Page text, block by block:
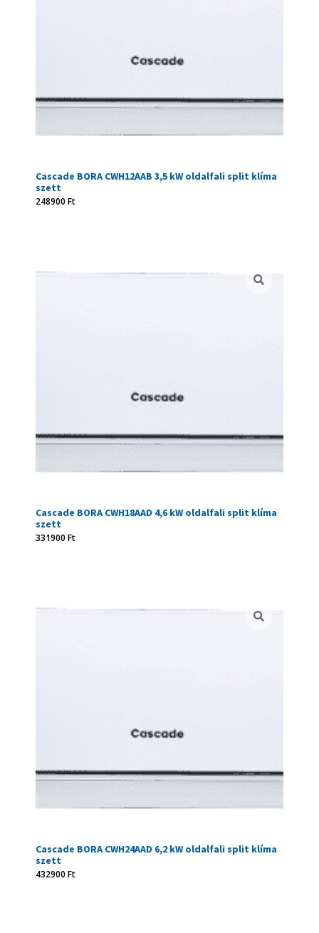
Cascade BORA CWH12AAB 3,5 kW oldalfali split klíma
szett
248900 Ft
Cascade BORA CWH18AAD 4,6 kW oldalfali split klíma
szett
331900 Ft
Cascade BORA CWH24AAD 6,2 kW oldalfali split klíma
szett
432900 Ft